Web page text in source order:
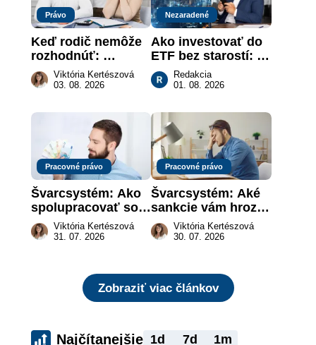
Právo
Keď rodič nemôže
rozhodnúť:
nahradenie prejavu
vôle súdom v
Viktória Kertészová
03. 08. 2026
Nezaradené
Ako investovať do
ETF bez starostí:
Investičné plány,
ktoré urobia prácu
Redakcia
01. 08. 2026
Pracovné právo
Švarcsystém: Ako
spolupracovať so
živnostníkom
legálne a bez
Viktória Kertészová
31. 07. 2026
Pracovné právo
Švarcsystém: Aké
sankcie vám hrozia
a prečo nestačí
zaplatiť pokutu?
Viktória Kertészová
30. 07. 2026
Zobraziť viac článkov
Najčítanejšie 1d 7d 1m